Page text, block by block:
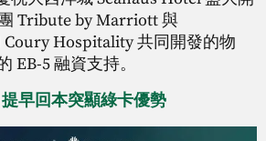
Tribute by Marriott 與
Hospitality 共同開發的物
EB-5 融資支持。
早回本突顯綠卡優勢